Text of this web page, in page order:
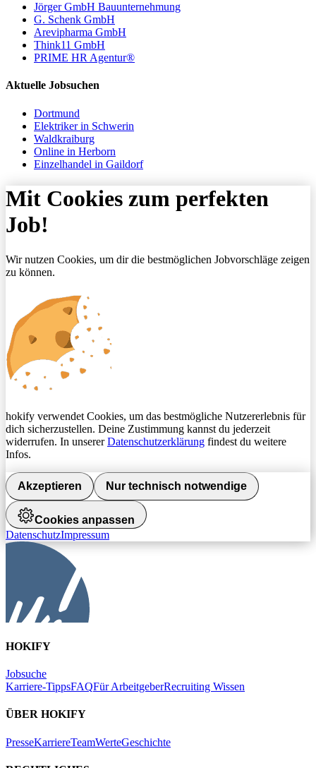
Jörger GmbH Bauunternehmung
G. Schenk GmbH
Arevipharma GmbH
Think11 GmbH
PRIME HR Agentur®
Aktuelle Jobsuchen
Dortmund
Elektriker in Schwerin
Waldkraiburg
Online in Herborn
Einzelhandel in Gaildorf
Mit Cookies zum perfekten
Job!
Wir nutzen Cookies, um dir die bestmöglichen Jobvorschläge zeigen
zu können.
hokify verwendet Cookies, um das bestmögliche Nutzererlebnis für
dich sicherzustellen. Deine Zustimmung kannst du jederzeit
widerrufen. In unsererDatenschutzerklärung findest du weitere
Infos.
Akzeptieren Nur technisch notwendige
Cookies anpassen
DatenschutzImpressum
HOKIFY
Jobsuche
Karriere-TippsFAQFür ArbeitgeberRecruiting Wissen
ÜBER HOKIFY
PresseKarriereTeamWerteGeschichte